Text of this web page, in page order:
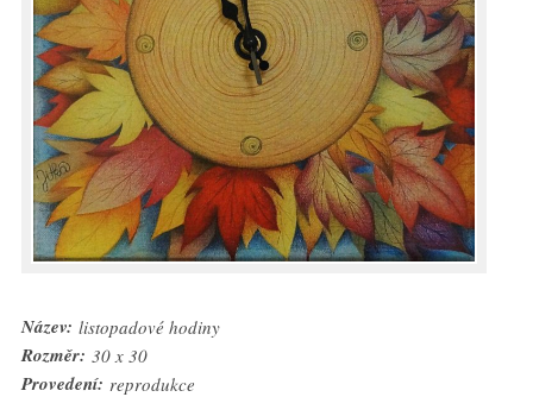
Název: listopadové hodiny
Rozměr: 30 x 30
Provedení: reprodukce